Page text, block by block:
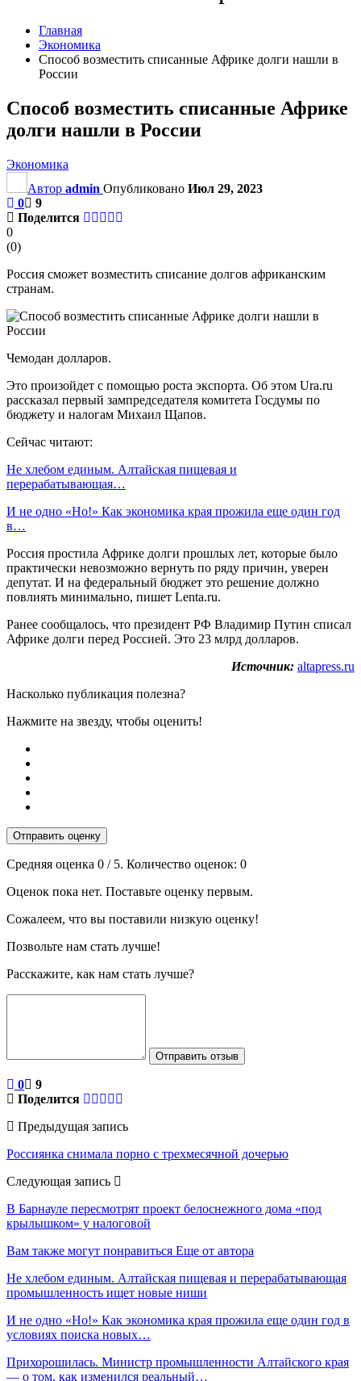
Главная
Экономика
Способ возместить списанные Африке долги нашли в
России
Способ возместить списанные Африке
долги нашли в России
Экономика
Автор admin Опубликовано Июл 29, 2023
0
9
Поделится
0
(0)
Россия сможет возместить списание долгов африканским
странам.
Чемодан долларов.
Это произойдет с помощью роста экспорта. Об этом Ura.ru
рассказал первый зампредседателя комитета Госдумы по
бюджету и налогам Михаил Щапов.
Сейчас читают:
Не хлебом единым. Алтайская пищевая и
перерабатывающая…
И не одно «Но!» Как экономика края прожила еще один год
в…
Россия простила Африке долги прошлых лет, которые было
практически невозможно вернуть по ряду причин, уверен
депутат. И на федеральный бюджет это решение должно
повлиять минимально, пишет Lenta.ru.
Ранее сообщалось, что президент РФ Владимир Путин списал
Африке долги перед Россией. Это 23 млрд долларов.
Источник: altapress.ru
Насколько публикация полезна?
Нажмите на звезду, чтобы оценить!
Отправить оценку
Средняя оценка 0 / 5. Количество оценок: 0
Оценок пока нет. Поставьте оценку первым.
Сожалеем, что вы поставили низкую оценку!
Позвольте нам стать лучше!
Расскажите, как нам стать лучше?
Отправить отзыв
0
9
Поделится
Предыдущая запись
Россиянка снимала порно с трехмесячной дочерью
Следующая запись
В Барнауле пересмотрят проект белоснежного дома «под
крылышком» у налоговой
Вам также могут понравиться Еще от автора
Не хлебом единым. Алтайская пищевая и перерабатывающая
промышленность ищет новые ниши
И не одно «Но!» Как экономика края прожила еще один год в
условиях поиска новых…
Прихорошилась. Министр промышленности Алтайского края
— о том, как изменился реальный…